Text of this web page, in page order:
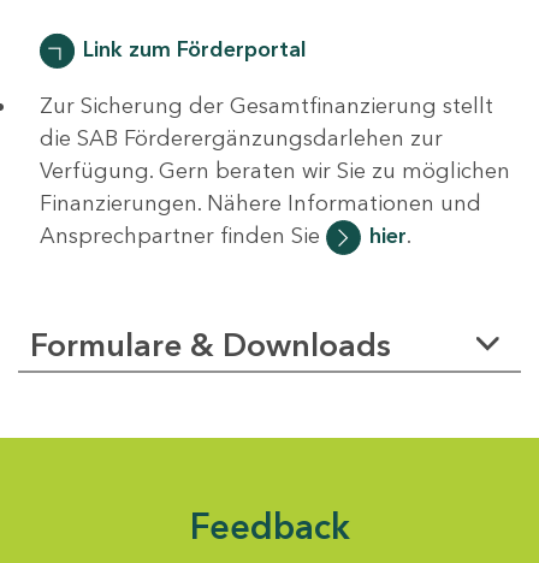
Link zum Förderportal
Zur Sicherung der Gesamtfinanzierung stellt
die SAB Förderergänzungsdarlehen zur
Verfügung. Gern beraten wir Sie zu möglichen
Finanzierungen. Nähere Informationen und
Ansprechpartner finden Sie
hier.
Formulare & Downloads
Feedback